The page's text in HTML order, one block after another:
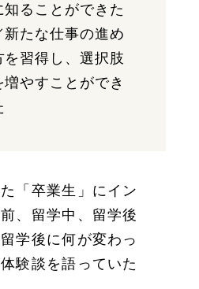
知ることができた
新たな仕事の進め
を習得し、選択肢
増やすことができ
「卒業生」にイン
、留学中、留学後
学後に何が変わっ
験談を語っていた